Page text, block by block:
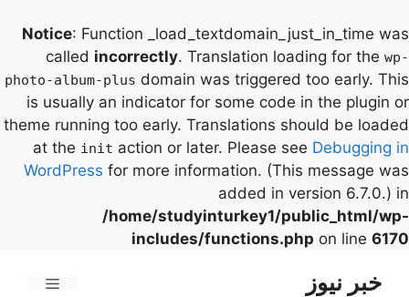
Notice: Function _load_textdomain_just_in_time was
called incorrectly. Translation loading for the wp-
photo-album-plus domain was triggered too early. This
is usually an indicator for some code in the plugin or
theme running too early. Translations should be loaded
at the init action or later. Please see Debugging in
WordPress for more information. (This message was
added in version 6.7.0.) in
/home/studyinturkey1/public_html/wp-
includes/functions.php on line 6170
خبر نیوز